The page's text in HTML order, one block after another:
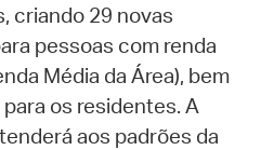
criando 29 novas
pessoas com renda
Média da Área), bem
os residentes. A
aos padrões da